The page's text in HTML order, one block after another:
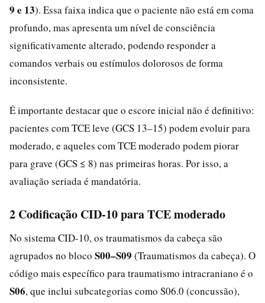
9 e 13). Essa faixa indica que o paciente não está em coma
profundo, mas apresenta um nível de consciência
significativamente alterado, podendo responder a
comandos verbais ou estímulos dolorosos de forma
inconsistente.
É importante destacar que o escore inicial não é definitivo:
pacientes com TCE leve (GCS 13–15) podem evoluir para
moderado, e aqueles com TCE moderado podem piorar
para grave (GCS ≤ 8) nas primeiras horas. Por isso, a
avaliação seriada é mandatória.
2 Codificação CID-10 para TCE moderado
No sistema CID-10, os traumatismos da cabeça são
agrupados no bloco S00–S09 (Traumatismos da cabeça). O
código mais específico para traumatismo intracraniano é o
S06, que inclui subcategorias como S06.0 (concussão),